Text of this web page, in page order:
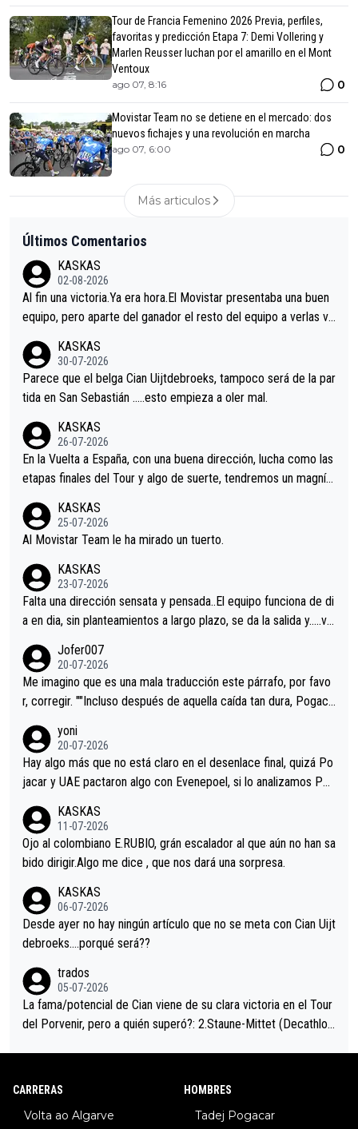
Tour de Francia Femenino 2026 Previa, perfiles,
favoritas y predicción Etapa 7: Demi Vollering y
Marlen Reusser luchan por el amarillo en el Mont
Ventoux
ago 07, 8:16 0
Movistar Team no se detiene en el mercado: dos
nuevos fichajes y una revolución en marcha
ago 07, 6:00 0
Más articulos
Últimos Comentarios
KASKAS
02-08-2026
Al fin una victoria.Ya era hora.El Movistar presentaba una buen
equipo, pero aparte del ganador el resto del equipo a verlas ve
s.La única buena noticia es la mejoría de Enric Más en San Seb
astian.Si en la Vuelta a Burgos sigue la mejoría, podríamos ten
er alguna sorpresa en la Vuelta.Ojalá.
KASKAS
30-07-2026
Parece que el belga Cian Uijtdebroeks, tampoco será de la par
tida en San Sebastián …..esto empieza a oler mal.
KASKAS
26-07-2026
En la Vuelta a España, con una buena dirección, lucha como las
etapas finales del Tour y algo de suerte, tendremos un magnífi
KASKAS
25-07-2026
Al Movistar Team le ha mirado un tuerto.
KASKAS
23-07-2026
Falta una dirección sensata y pensada..El equipo funciona de di
a en dia, sin planteamientos a largo plazo, se da la salida y…..ve
Minguez, Velez etc etc.Me da pena vivir estos momentos tan
tristes sin victorias.
Jofer007
20-07-2026
Me imagino que es una mala traducción este párrafo, por favo
r, corregir. ""Incluso después de aquella caída tan dura, Pogaca
permaneció pegado a su rueda. Parecía increíble la forma en l
a que era capaz de controlar el miedo", recordó."
yoni
20-07-2026
Hay algo más que no está claro en el desenlace final, quizá Po
jacar y UAE pactaron algo con Evenepoel, si lo analizamos Poj
i sin pedalear, luego está el saludo con Evenepoel dándose la
mano de una manera muy fraternal, más allá de los típicos toqu
es en el hombro con que saludaba a Vingegard. Ahí hubo una in
eta, a ver si por querer poner a Del Toro con calzador en posi
ción de podio UAE y Pojacar se van complicar el tour.
KASKAS
11-07-2026
Ojo al colombiano E.RUBIO, grán escalador al que aún no han sa
bido dirigir.Algo me dice , que nos dará una sorpresa.
KASKAS
06-07-2026
Desde ayer no hay ningún artículo que no se meta con Cian Uijt
debroeks….porqué será??
trados
05-07-2026
La fama/potencial de Cian viene de su clara victoria en el Tour
del Porvenir, pero a quién superó?: 2.Staune-Mittet (Decathlon,
CARRERAS
Volta ao Algarve
HOMBRES
Tadej Pogacar